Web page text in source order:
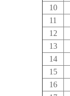
10
11
12
13
14
15
16